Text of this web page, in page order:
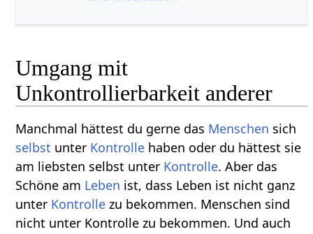
Umgang mit
Unkontrollierbarkeit anderer
Manchmal hättest du gerne das Menschen sich
selbst unter Kontrolle haben oder du hättest sie
am liebsten selbst unter Kontrolle. Aber das
Schöne am Leben ist, dass Leben ist nicht ganz
unter Kontrolle zu bekommen. Menschen sind
nicht unter Kontrolle zu bekommen. Und auch